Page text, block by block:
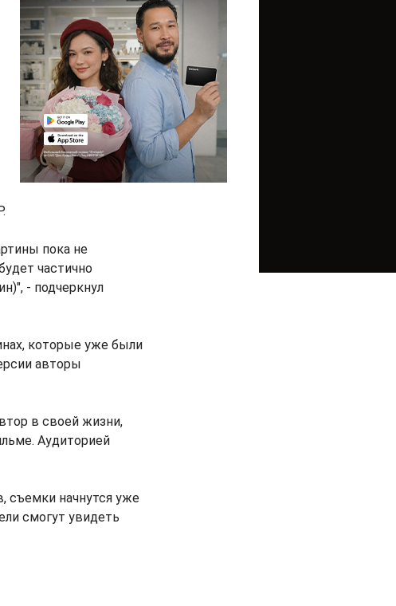
пока не
частично
- подчеркнул
которые уже были
авторы
в своей жизни,
Аудиторией
съемки начнутся уже
смогут увидеть